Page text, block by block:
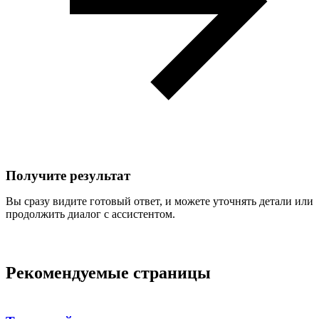
Получите результат
Вы сразу видите готовый ответ, и можете уточнять детали или
продолжить диалог с ассистентом.
Рекомендуемые страницы